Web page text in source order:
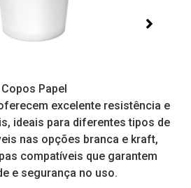
Copos Papel
excelente resistência e
ideais para diferentes tipos de
nas opções branca e kraft,
compatíveis que garantem
e segurança no uso.